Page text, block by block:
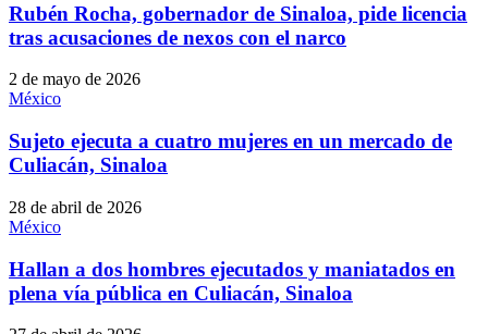
Rubén Rocha, gobernador de Sinaloa, pide licencia
tras acusaciones de nexos con el narco
2 de mayo de 2026
México
Sujeto ejecuta a cuatro mujeres en un mercado de
Culiacán, Sinaloa
28 de abril de 2026
México
Hallan a dos hombres ejecutados y maniatados en
plena vía pública en Culiacán, Sinaloa